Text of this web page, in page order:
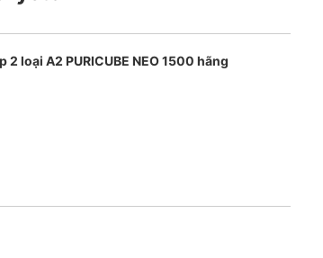
2 loại A2 PURICUBE NEO 1500 hãng